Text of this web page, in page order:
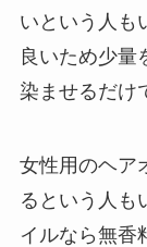
いという人も
良いため少量
染ませるだけ
女性用のヘア
るという人も
イルなら無香